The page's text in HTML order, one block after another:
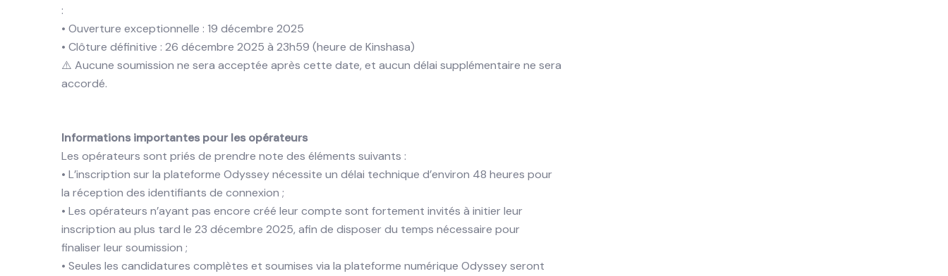
:
• Ouverture exceptionnelle : 19 décembre 2025
• Clôture définitive : 26 décembre 2025 à 23h59 (heure de Kinshasa)
⚠️ Aucune soumission ne sera acceptée après cette date, et aucun délai supplémentaire ne sera
accordé.
Informations importantes pour les opérateurs
Les opérateurs sont priés de prendre note des éléments suivants :
• L’inscription sur la plateforme Odyssey nécessite un délai technique d’environ 48 heures pour
la réception des identifiants de connexion ;
• Les opérateurs n’ayant pas encore créé leur compte sont fortement invités à initier leur
inscription au plus tard le 23 décembre 2025, afin de disposer du temps nécessaire pour
finaliser leur soumission ;
• Seules les candidatures complètes et soumises via la plateforme numérique Odyssey seront